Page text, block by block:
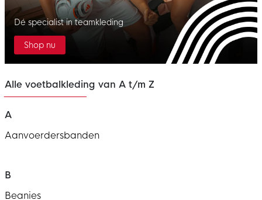
Dé specialist in teamkleding
Shop nu
Alle voetbalkleding van A t/m Z
A
Aanvoerdersbanden
B
Beanies